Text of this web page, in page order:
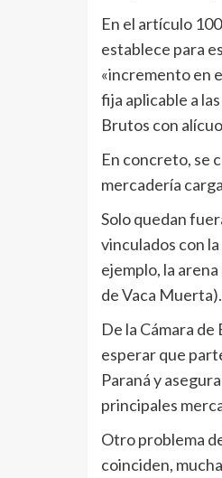
En el artículo
establece para
«incremento en
fija aplicable a
Brutos con
En concreto, se
mercadería
Solo quedan
vinculados con
ejemplo, la
de Vaca Muerta).
De la Cámara
esperar que
Paraná y
principales
Otro problema
coinciden,